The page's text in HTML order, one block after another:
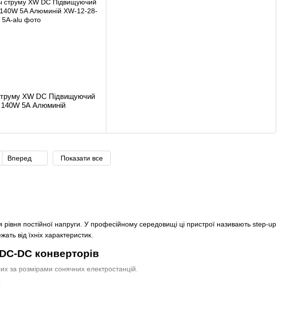
постійної напруги. У професійному середовищі ці пристрої називають step-up
від їхніх характеристик.
DC конверторів
за розмірами сонячних електростанцій.
XW DC Підвищуючий
5A Алюминій
Вперед Показати все